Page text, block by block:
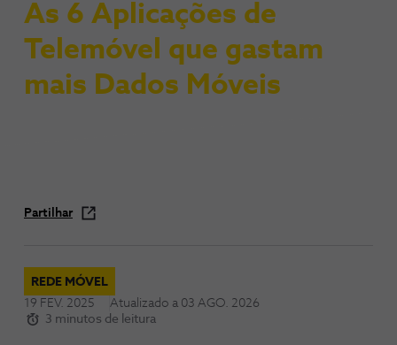
As 6 Aplicações de
Telemóvel que gastam
mais Dados Móveis
Partilhar
REDE MÓVEL
19 FEV. 2025
Atualizado a 03 AGO. 2026
3 minutos de leitura